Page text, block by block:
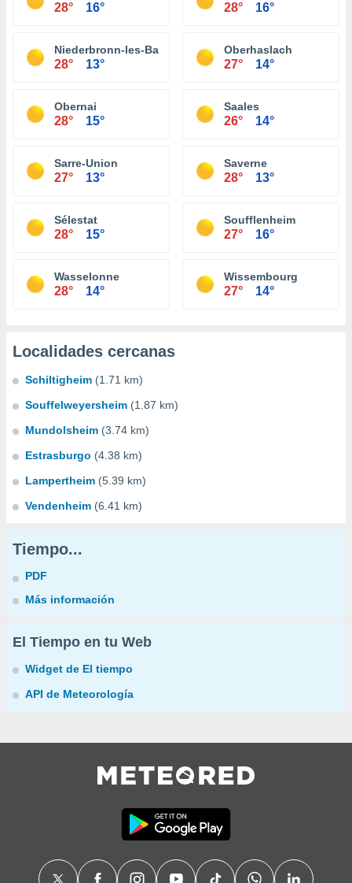
28° 16° 28° 16°
Niederbronn-les-Bains
28° 13°
Oberhaslach
27° 14°
Obernai
28° 15°
Saales
26° 14°
Sarre-Union
27° 13°
Saverne
28° 13°
Sélestat
28° 15°
Soufflenheim
27° 16°
Wasselonne
28° 14°
Wissembourg
27° 14°
Localidades cercanas
Schiltigheim (1.71 km)
Souffelweyersheim (1.87 km)
Mundolsheim (3.74 km)
Estrasburgo (4.38 km)
Lampertheim (5.39 km)
Vendenheim (6.41 km)
Tiempo...
PDF
Más información
El Tiempo en tu Web
Widget de El tiempo
API de Meteorología